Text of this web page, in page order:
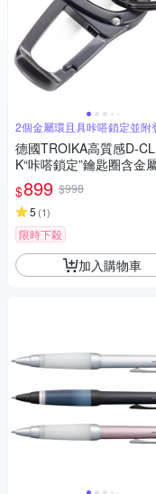
2個金屬環且具咔嗒鎖定並附
鉤
德國TROIKA高質感D-
K“咔嗒鎖定”鑰匙圈含金
鉤扣環KR18-06/GM槍灰
形鎖定;2個金屬環;具登山
Keyring 適男生禮物科技
薦
$899 $998
5 (1)
限時下殺
加入購物車